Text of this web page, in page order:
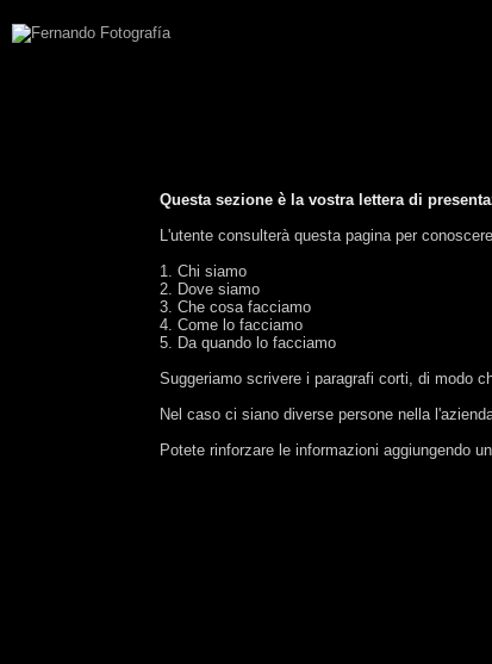
Questa sezione è la vostra lettera di
L'utente consulterà questa pagina per
1. Chi siamo
2. Dove siamo
3. Che cosa facciamo
4. Come lo facciamo
5. Da quando lo facciamo
Suggeriamo scrivere i paragrafi corti, di modo
Nel caso ci siano diverse persone nella
Potete rinforzare le informazioni aggiungendo